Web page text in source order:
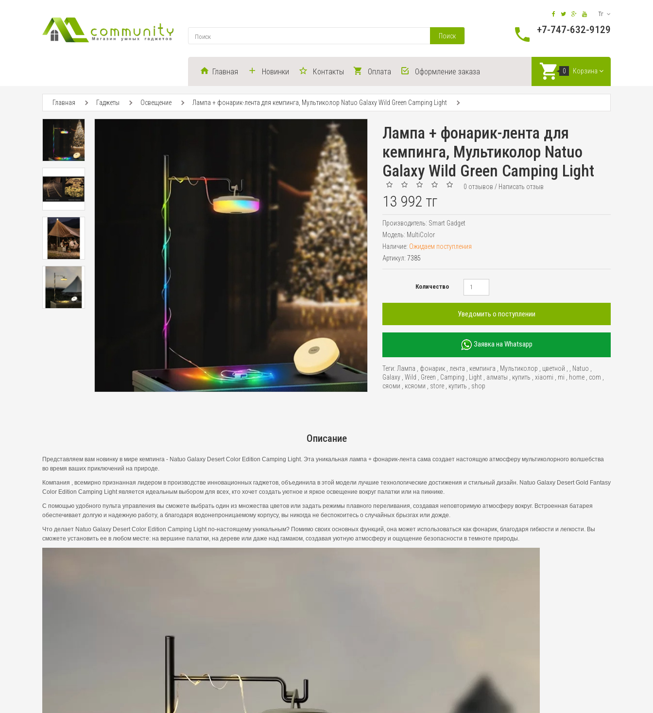
Тг
Поиск
+7-747-632-9129
Главная Новинки Контакты Оплата Оформление заказа 0 Корзина
Главная Гаджеты Освещение Лампа + фонарик-лента для кемпинга, Мультиколор Natuo Galaxy Wild Green Camping Light
Лампа + фонарик-лента для
кемпинга, Мультиколор Natuo
Galaxy Wild Green Camping Light
0 отзывов / Написать отзыв
13 992 тг
Производитель: Smart Gadget
Модель: MultiColor
Наличие: Ожидаем поступления
Артикул: 7385
Количество
Уведомить о поступлении
Заявка на Whatsapp
Теги: Лампа фонарик лента кемпинга Мультиколор цветной Natuo
Galaxy Wild Green Camping Light алматы купить xiaomi mi home com
сяоми
ксяоми store купить shop
Описание
Представляем вам новинку в мире кемпинга - Natuo Galaxy Desert Color Edition Camping Light. Эта уникальная лампа + фонарик-лента сама создает настоящую атмосферу мультиколорного волшебства
во время ваших приключений на природе.
Компания , всемирно признанная лидером в производстве инновационных гаджетов, объединила в этой модели лучшие технологические достижения и стильный дизайн. Natuo Galaxy Desert Gold Fantasy
Color Edition Camping Light является идеальным выбором для всех, кто хочет создать уютное и яркое освещение вокруг палатки или на пикнике.
С помощью удобного пульта управления вы сможете выбрать один из множества цветов или задать режимы плавного переливания, создавая неповторимую атмосферу вокруг. Встроенная батарея
обеспечивает долгую и надежную работу, а благодаря водонепроницаемому корпусу, вы никогда не беспокоитесь о случайных брызгах или дожде.
Что делает Natuo Galaxy Desert Color Edition Camping Light по-настоящему уникальным? Помимо своих основных функций, она может использоваться как фонарик, благодаря гибкости и легкости. Вы
сможете установить ее в любом месте: на вершине палатки, на дереве или даже над гамаком, создавая уютную атмосферу и ощущение безопасности в темноте природы.